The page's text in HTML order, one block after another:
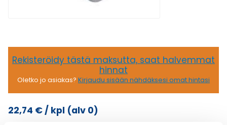
Rekisteröidy tästä maksutta, saat halvemmat
hinnat
Oletko jo asiakas? Kirjaudu sisään nähdäksesi omat hintasi
22,74 €/ kpl (alv 0)